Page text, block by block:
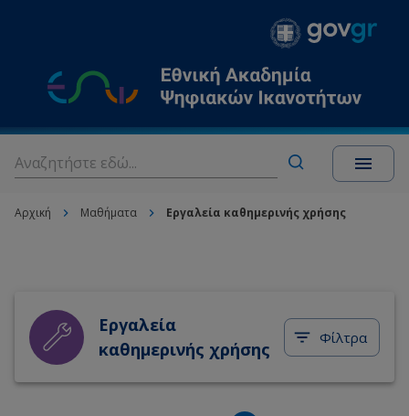
Αρχική Μαθήματα Εργαλεία καθημερινής χρήσης
Εργαλεία
καθημερινής χρήσης
Φίλτρα